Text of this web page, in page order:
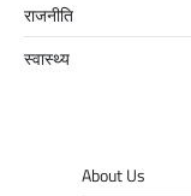
राजनीति
स्वास्थ्य
About Us